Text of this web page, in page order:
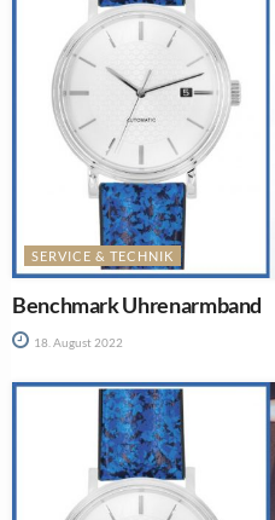
SERVICE & TECHNIK
Benchmark Uhrenarmband
18. August 2022